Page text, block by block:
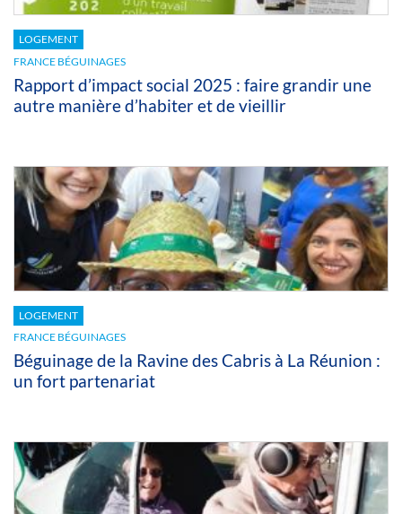
LOGEMENT
FRANCE BÉGUINAGES
Rapport d’impact social 2025 : faire grandir une
autre manière d’habiter et de vieillir
LOGEMENT
FRANCE BÉGUINAGES
Béguinage de la Ravine des Cabris à La Réunion :
un fort partenariat